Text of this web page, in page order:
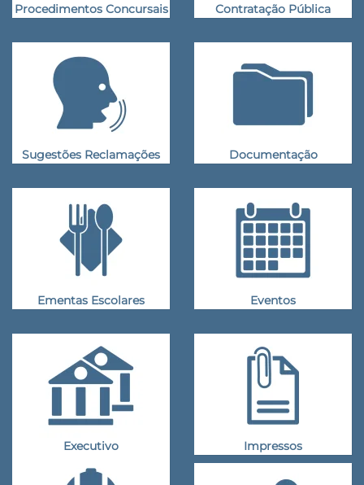
Procedimentos Concursais Contratação Pública
Sugestões Reclamações Documentação
Ementas Escolares Eventos
Executivo Impressos